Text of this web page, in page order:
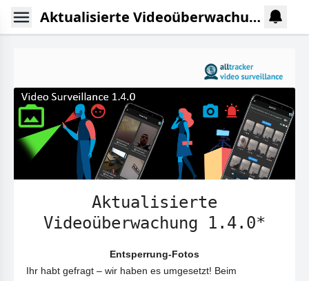
Aktualisierte Videoüberwachung 1.4.0
Aktualisierte
Videoüberwachung 1.4.0*
Entsperrung-Fotos
Ihr habt gefragt – wir haben es umgesetzt! Beim